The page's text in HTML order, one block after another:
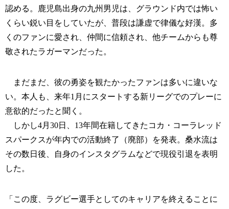
認める。鹿児島出身の九州男児は、グラウンド内では怖い
くらい鋭い目をしていたが、普段は謙虚で律儀な好漢。多
くのファンに愛され、仲間に信頼され、他チームからも尊
敬されたラガーマンだった。
まだまだ、彼の勇姿を観たかったファンは多いに違いな
い。本人も、来年1月にスタートする新リーグでのプレーに
意欲的だったと聞く。
しかし4月30日、13年間在籍してきたコカ・コーラレッド
スパークスが年内での活動終了（廃部）を発表。桑水流は
その数日後、自身のインスタグラムなどで現役引退を表明
した。
「この度、ラグビー選手としてのキャリアを終えることに